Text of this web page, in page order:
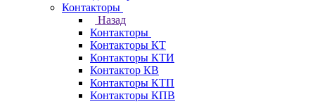
Контакторы
Назад
Контакторы
Контакторы КТ
Контакторы КТИ
Контактор КВ
Контакторы КТП
Контакторы КПВ